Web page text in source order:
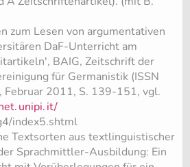
zum Lesen von argumentativen
DaF-Unterricht am
BAIG, Zeitschrift der
für Germanistik (ISSN
2011, S. 139-151, vgl.
unipi.it/
index5.shtml
Textsorten aus textlinguistischer
Sprachmittler-Ausbildung: Ein